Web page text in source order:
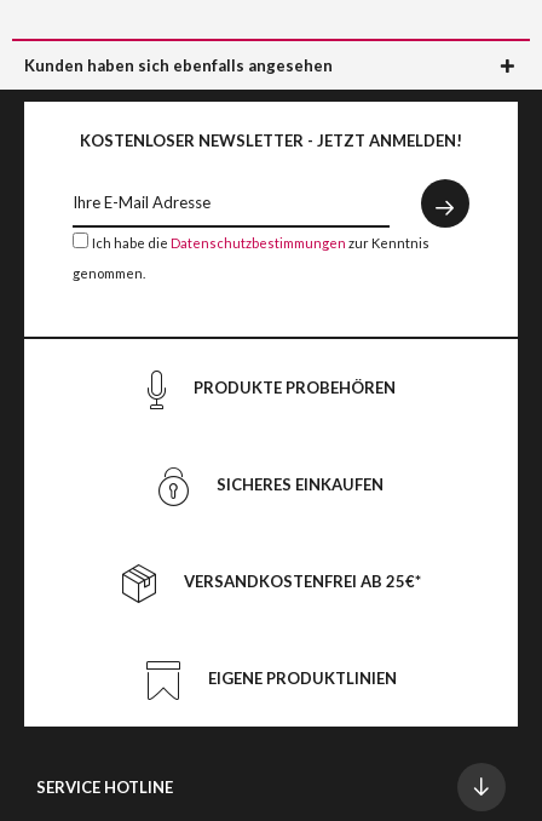
Kunden haben sich ebenfalls angesehen
KOSTENLOSER NEWSLETTER - JETZT ANMELDEN!
Ich habe die Datenschutzbestimmungen zur Kenntnis
genommen.
PRODUKTE PROBEHÖREN
SICHERES EINKAUFEN
VERSANDKOSTENFREI AB 25€*
EIGENE PRODUKTLINIEN
SERVICE HOTLINE